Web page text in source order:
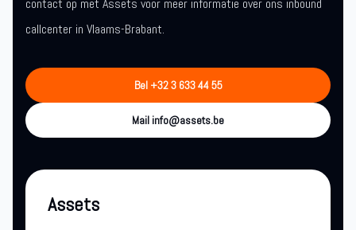
contact op met Assets voor meer informatie over ons inbound
callcenter in Vlaams-Brabant.
Bel +32 3 633 44 55
Mail info@assets.be
Assets